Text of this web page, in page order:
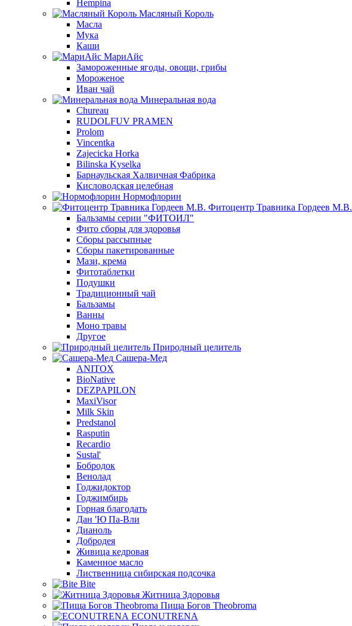
Hempina
Масляный Король
Масла
Мука
Каши
МариАйс
Замороженные ягоды, овощи, грибы
Мороженое
Иван чай
Минеральная вода
Chureau
RUDOLFUV PRAMEN
Prolom
Vincentka
Zajecicka Horka
Bilinska Kyselka
Барнаульская Халвичная Фабрика
Кисловодская целебная
Нормофлорин
Фитоцентр Травника Гордеев М.В.
Бальзамы серии "ФИТОИЛ"
Фито сборы для здоровья
Сборы рассыпные
Сборы пакетированные
Мази, крема
Фитотаблетки
Подушки
Традиционный чай
Бальзамы
Ванны
Моно травы
Другое
Природный целитель
Сашера-Мед
ANITOX
BioNative
DEZPAPILON
MaxiVisor
Milk Skin
Predstanol
Rasputin
Recardio
Sustal'
Бобродок
Венолад
Годжидоктор
Годжимбирь
Горная благодать
Дан 'Ю Па-Вли
Дианоль
Добродея
Живица кедровая
Каменное масло
Лиственница сибирская подсочка
Bite
Житница Здоровья
Пища Богов Theobroma
ECONUTRENA